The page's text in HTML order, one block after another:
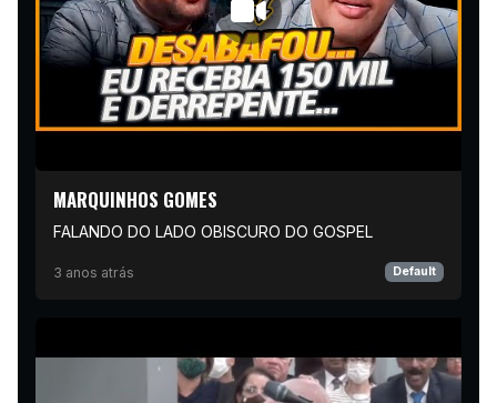
MARQUINHOS GOMES
FALANDO DO LADO OBISCURO DO GOSPEL
3 anos atrás Default